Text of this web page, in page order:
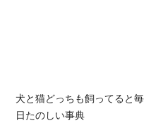
犬と猫どっちも飼ってると毎
日たのしい事典